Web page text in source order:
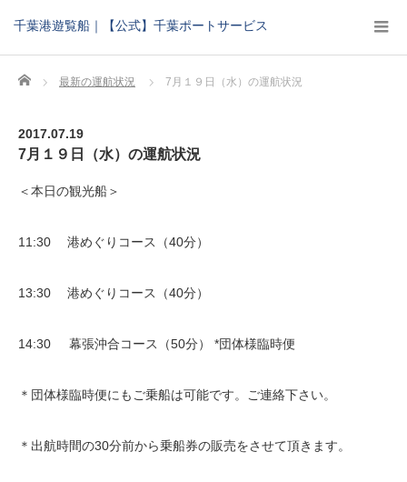
千葉港遊覧船｜【公式】千葉ポートサービス
Home 最新の運航状況 7月１９日（水）の運航状況
2017.07.19
7月１９日（水）の運航状況
＜本日の観光船＞
11:30 港めぐりコース（40分）
13:30 港めぐりコース（40分）
14:30 幕張沖合コース（50分） *団体様臨時便
＊団体様臨時便にもご乗船は可能です。ご連絡下さい。
＊出航時間の30分前から乗船券の販売をさせて頂きます。